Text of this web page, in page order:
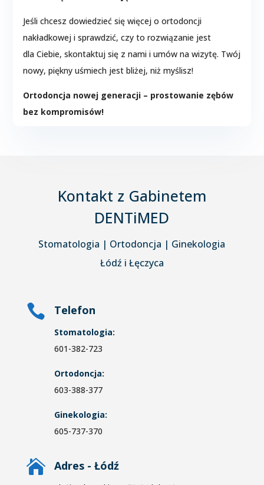
Jeśli chcesz dowiedzieć się więcej o ortodoncji
nakładkowej i sprawdzić, czy to rozwiązanie jest
dla Ciebie, skontaktuj się z nami i umów na wizytę. Twój
nowy, piękny uśmiech jest bliżej, niż myślisz!
Ortodoncja nowej generacji – prostowanie zębów
bez kompromisów!
Kontakt z Gabinetem
DENTiMED
Stomatologia | Ortodoncja | Ginekologia
Łódź i Łęczyca
 Telefon
Stomatologia:
601-382-723
Ortodoncja:
603-388-377
Ginekologia:
605-737-370
 Adres - Łódź